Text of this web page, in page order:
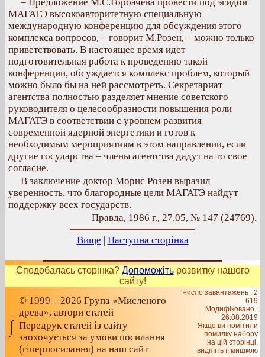
МАГАТЭ высокоавторитетную специальную
международную конференцию для обсуждения этого
комплекса вопросов, – говорит М.Розен, – можно только
приветствовать. В настоящее время идет
подготовительная работа к проведению такой
конференции, обсуждается комплекс проблем, который
можно было бы на ней рассмотреть. Секретариат
агентства полностью разделяет мнение советского
руководителя о целесообразности повышения роли
МАГАТЭ в соответствии с уровнем развития
современной ядерной энергетики и готов к
необходимым мероприятиям в этом направлении, если
другие государства – члены агентства дадут на то свое
согласие.
В заключение доктор Морис Розен выразил
уверенность, что благородные цели МАГАТЭ найдут
поддержку всех государств.
Правда, 1986 г., 27.05, № 147 (24769).
Вище | Наступна сторінка
Сподобалась сторінка? Допоможітьрозвитку нашого
сайту!
© 1999 – 2026 Група «Мисленого
древа», автори статей
Передрук статей із сайту
заохочується за умови посилання
(гіперпосилання) на наш сайт
Число завантажень : 2
619
Модифіковано :
26.08.2019
Якщо ви помітили
помилку набору
на цiй сторiнцi,
видiлiть її мишкою